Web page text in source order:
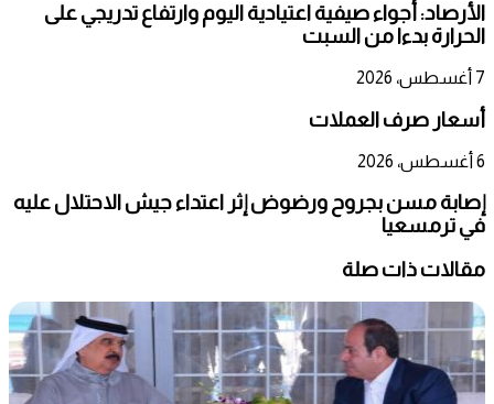
الأرصاد: أجواء صيفية اعتيادية اليوم وارتفاع تدريجي على
الحرارة بدءا من السبت
7 أغسطس، 2026
أسعار صرف العملات
6 أغسطس، 2026
إصابة مسن بجروح ورضوض إثر اعتداء جيش الاحتلال عليه
في ترمسعيا
مقالات ذات صلة